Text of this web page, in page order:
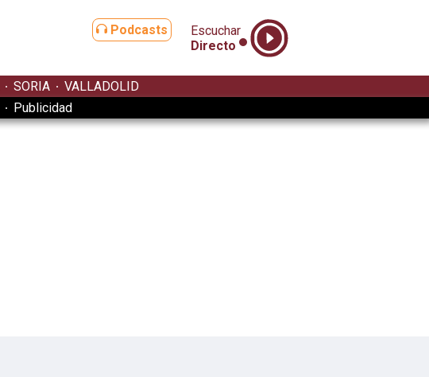
Podcasts
Escuchar
Directo
SORIA
VALLADOLID
Publicidad